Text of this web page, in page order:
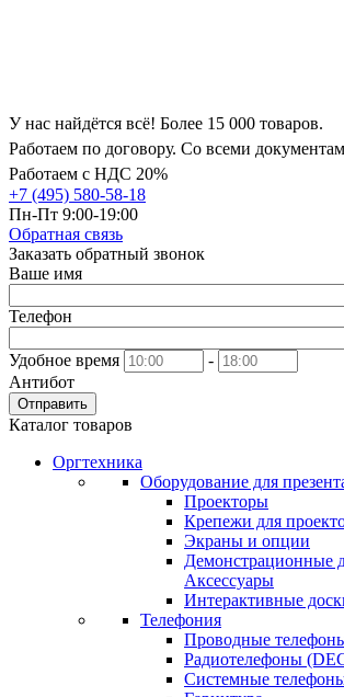
У нас найдётся всё! Более 15 000 товаров.
Работаем по договору. Со всеми
Работаем с НДС 20%
+7 (495) 580-58-18
Пн-Пт 9:00-19:00
Обратная связь
Заказать обратный звонок
Ваше имя
Телефон
Удобное время
-
Антибот
Отправить
Каталог товаров
Оргтехника
Оборудование для
Проекторы
Крепежи для
Экраны и опции
Демонстрационные
Аксессуары
Интерактивные
Телефония
Проводные
Радиотелефоны
Системные